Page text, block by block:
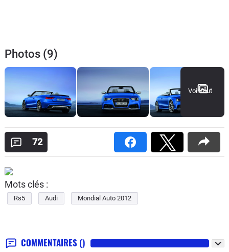
Photos (9)
Voir tout
72
Mots clés :
Rs5 Audi Mondial Auto 2012
COMMENTAIRES ()